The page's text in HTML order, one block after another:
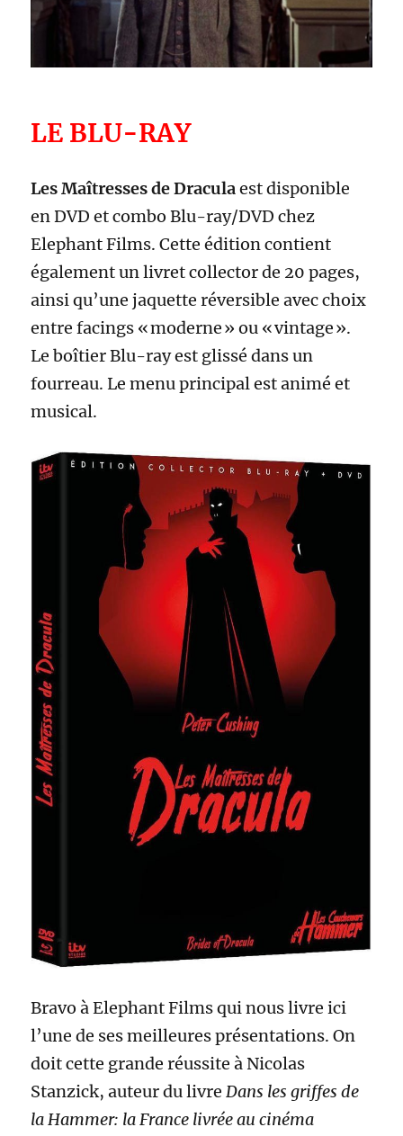
LE BLU-RAY
Les Maîtresses de Draculaest disponible
en DVD et combo Blu-ray/DVD chez
Elephant Films. Cette édition contient
également un livret collector de 20 pages,
ainsi qu’une jaquette réversible avec choix
entre facings « moderne » ou « vintage ».
Le boîtier Blu-ray est glissé dans un
fourreau. Le menu principal est animé et
musical.
Bravo à Elephant Films qui nous livre ici
l’une de ses meilleures présentations. On
doit cette grande réussite à Nicolas
Stanzick, auteur du livreDans les griffes de
la Hammer: la France livrée au cinéma